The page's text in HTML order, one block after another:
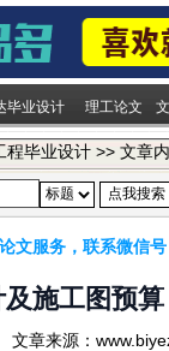
毕业设计 理工论文
程毕业设计 >> 文章
文服务，联系微信号
施工图预算
文章来源：